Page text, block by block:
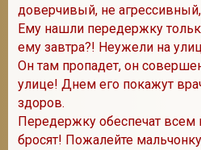
доверчивый, не
Ему нашли передержку
ему завтра?! Неужели на
Он там пропадет, он
улице! Днем его покажут
здоров.
Передержку обеспечат
бросят! Пожалейте